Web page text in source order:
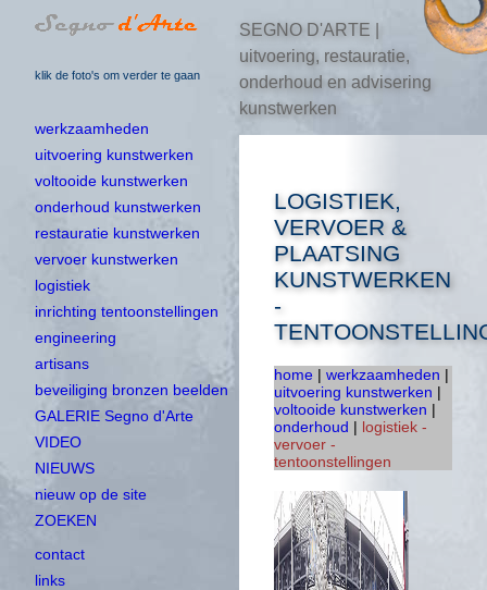
klik de foto's om verder te gaan
SEGNO D'ARTE |
uitvoering, restauratie,
onderhoud en advisering
kunstwerken
werkzaamheden
uitvoering kunstwerken
voltooide kunstwerken
onderhoud kunstwerken
restauratie kunstwerken
vervoer kunstwerken
logistiek
inrichting tentoonstellingen
engineering
artisans
beveiliging bronzen beelden
GALERIE Segno d'Arte
VIDEO
NIEUWS
nieuw op de site
ZOEKEN
contact
links
LOGISTIEK,
VERVOER &
PLAATSING
KUNSTWERKEN
-
home | werkzaamheden |
uitvoering kunstwerken |
voltooide kunstwerken |
onderhoud | logistiek -
vervoer -
tentoonstellingen